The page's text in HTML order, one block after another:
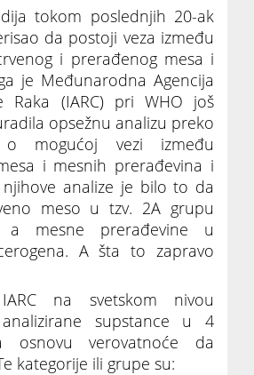
tokom poslednjih 20-ak
da postoji veza između
i prerađenog mesa i
je Međunarodna Agencija
Raka (IARC) pri WHO još
opsežnu analizu preko
mogućoj vezi između
i mesnih prerađevina i
njihove analize je bilo to da
meso u tzv. 2A grupu
a mesne prerađevine u
A šta to zapravo
IARC na svetskom nivou
supstance u 4
osnovu verovatnoće da
kategorije ili grupe su: